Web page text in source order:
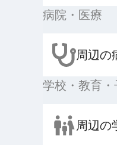
病院・医療
周辺の
学校・教育・
周辺の